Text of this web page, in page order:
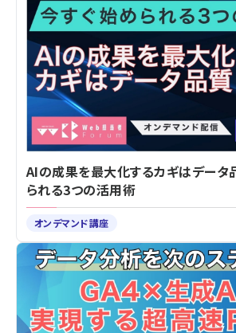
AIの成果を最大化するカギはデータ
られる3つの活用術
オンデマンド講座